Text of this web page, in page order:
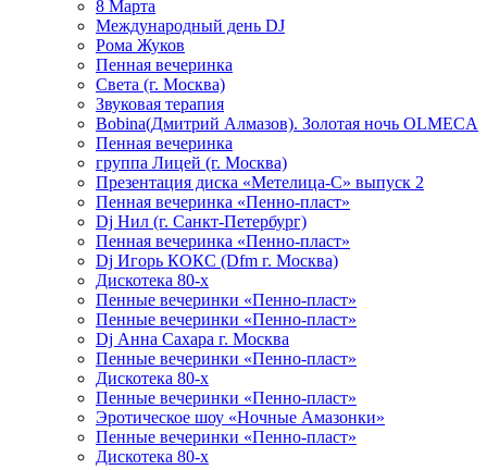
8 Марта
Международный день DJ
Рома Жуков
Пенная вечеринка
Света (г. Москва)
Звуковая терапия
Bobina(Дмитрий Алмазов). Золотая ночь OLMECA
Пенная вечеринка
группа Лицей (г. Москва)
Презентация диска «Метелица-С» выпуск 2
Пенная вечеринка «Пенно-пласт»
Dj Нил (г. Санкт-Петербург)
Пенная вечеринка «Пенно-пласт»
Dj Игорь КОКС (Dfm г. Москва)
Дискотека 80-х
Пенные вечеринки «Пенно-пласт»
Пенные вечеринки «Пенно-пласт»
Dj Анна Сахара г. Москва
Пенные вечеринки «Пенно-пласт»
Дискотека 80-х
Пенные вечеринки «Пенно-пласт»
Эротическое шоу «Ночные Амазонки»
Пенные вечеринки «Пенно-пласт»
Дискотека 80-х